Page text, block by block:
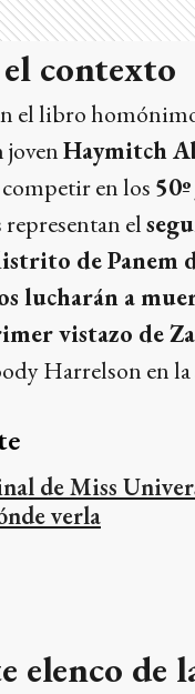
contexto
el libro
jovenHaymitch
en los
el
de Panem
lucharán a
vistazo de
Harrelson en la
de Miss
verla
elenco de